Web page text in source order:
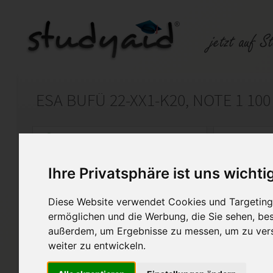
Ihre Privatsphäre ist uns
Diese Website verwendet Cookies und
ermöglichen und die Werbung, die Sie sehen,
außerdem, um Ergebnisse zu messen, um zu
weiter zu entwickeln.
ESA BUFÜ 22-XX1-K20, NOTE 1
Auf StudyAid.de verkaufen
Startseite Rechnungswesen
Bilanzanalyse Teil II
Die von mir erarbeitete
1 bewertet und erhielt 100